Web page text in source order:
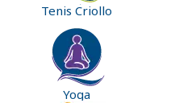
Tenis Criollo
Yoga